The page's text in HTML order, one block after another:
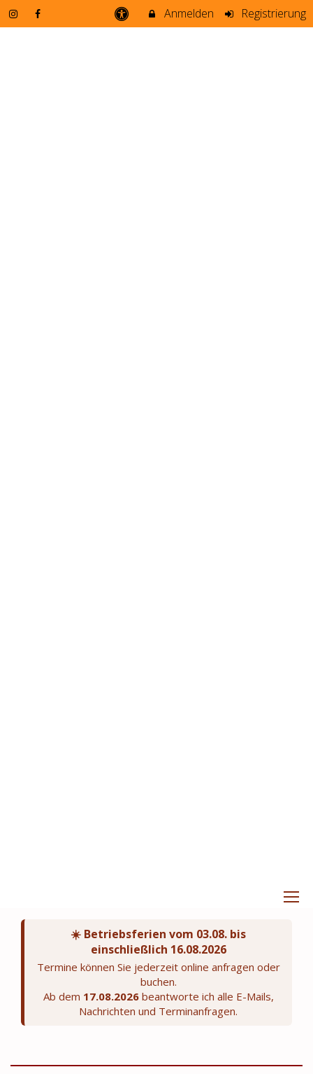
Anmelden Registrierung
☀️ Betriebsferien vom 03.08. bis
einschließlich 16.08.2026
Termine können Sie jederzeit online anfragen oder
buchen.
Ab dem 17.08.2026beantworte ich alle E-Mails,
Nachrichten und Terminanfragen.